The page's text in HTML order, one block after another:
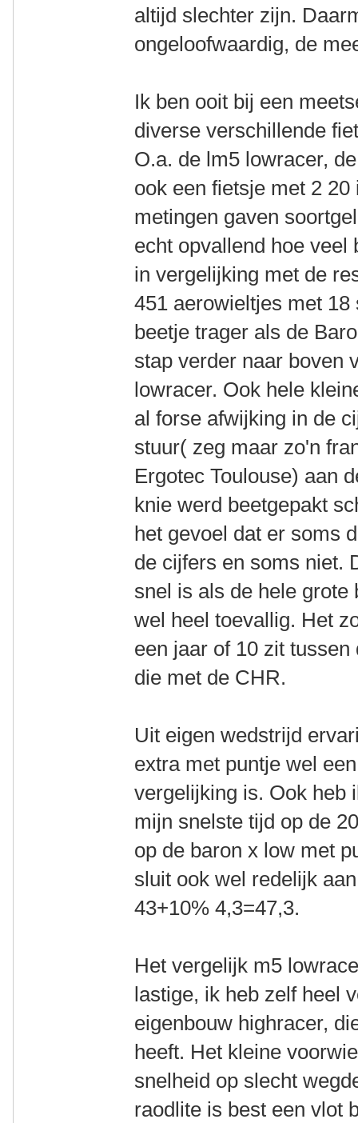
altijd slechter zijn.
ongeloofwaardig, de
Ik ben ooit bij een
diverse verschillende
O.a. de lm5 lowracer,
ook een fietsje met 2
metingen gaven
echt opvallend hoe veel
in vergelijking met de
451 aerowieltjes met
beetje trager als de
stap verder naar boven
lowracer. Ook hele
al forse afwijking in de
stuur( zeg maar zo'n
Ergotec Toulouse) aan
knie werd beetgepakt
het gevoel dat er soms
de cijfers en soms niet.
snel is als de hele
wel heel toevallig. Het
een jaar of 10 zit
die met de CHR.
Uit eigen wedstrijd
extra met puntje wel
vergelijking is. Ook heb
mijn snelste tijd op de
op de baron x low met
sluit ook wel redelijk
43+10% 4,3=47,3.
Het vergelijk m5
lastige, ik heb zelf heel
eigenbouw highracer,
heeft. Het kleine
snelheid op slecht
raodlite is best een vlot